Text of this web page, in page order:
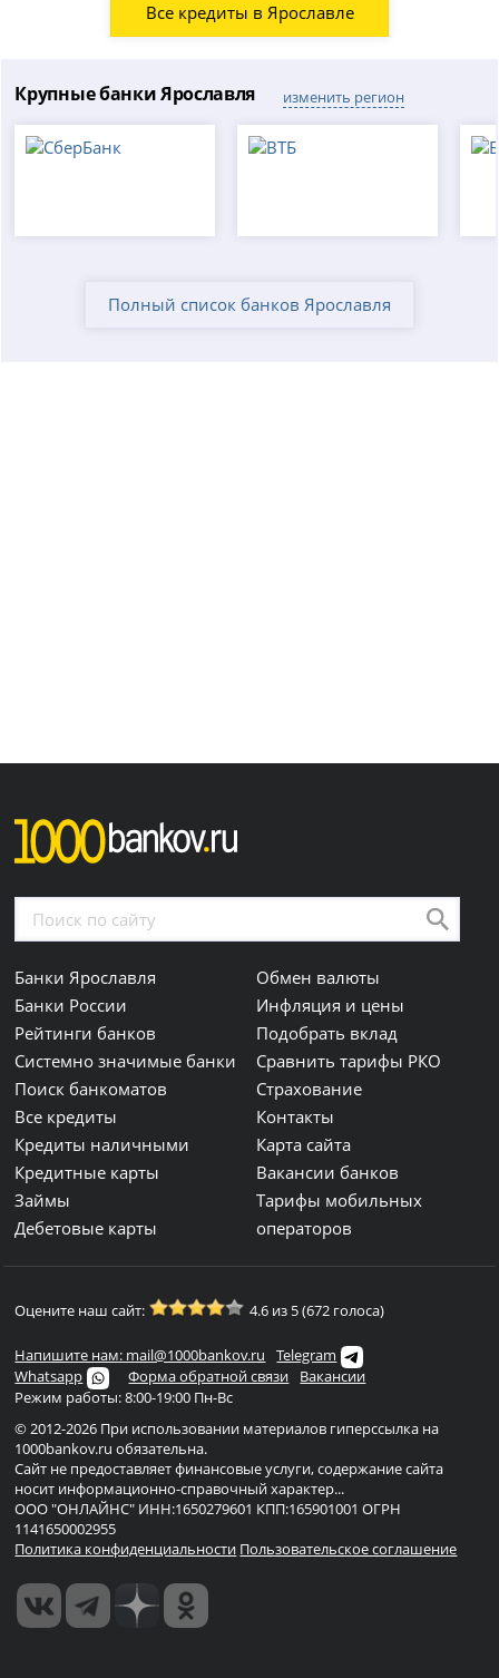
Все кредиты в Ярославле
Крупные банки Ярославля изменить регион
Полный список банков Ярославля
Банки Ярославля
Банки России
Рейтинги банков
Системно значимые банки
Поиск банкоматов
Все кредиты
Кредиты наличными
Кредитные карты
Займы
Дебетовые карты
Обмен валюты
Инфляция и цены
Подобрать вклад
Сравнить тарифы РКО
Страхование
Контакты
Карта сайта
Вакансии банков
Тарифы мобильных
операторов
Оцените наш сайт: 4.6 из 5 (672 голоса)
Напишите нам: mail@1000bankov.ru
Telegram
Whatsapp
Форма обратной связи
Вакансии
Режим работы: 8:00-19:00 Пн-Вс
© 2012-2026 При использовании материалов гиперссылка на
1000bankov.ru обязательна.
Сайт не предоставляет финансовые услуги, содержание сайта
носит информационно-справочный характер...
ООО "ОНЛАЙНС" ИНН:1650279601 КПП:165901001 ОГРН
1141650002955
Политика конфиденциальности Пользовательское соглашение